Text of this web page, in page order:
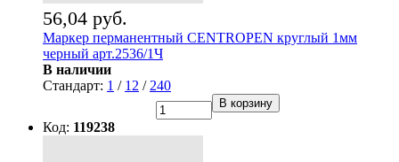
56,04 руб.
Маркер перманентный CENTROPEN круглый 1мм
черный арт.2536/1Ч
В наличии
Стандарт: 1 / 12 / 240
В корзину
Код: 119238